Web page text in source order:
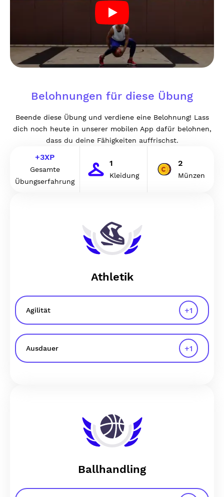
Belohnungen für diese Übung
Beende diese Übung und verdiene eine Belohnung! Lass
dich noch heute in unserer mobilen App dafür belohnen,
dass du deine Fähigkeiten auffrischst.
+3XP
Gesamte
Übungserfahrung
1
Kleidung
2
Münzen
Athletik
Agilität +1
Ausdauer +1
Ballhandling